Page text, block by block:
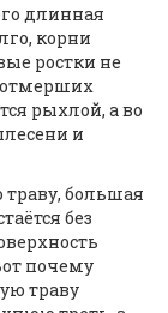
длинная
корни
ростки не
отмерших
рыхлой, а во
и
траву, большая
без
почему
траву